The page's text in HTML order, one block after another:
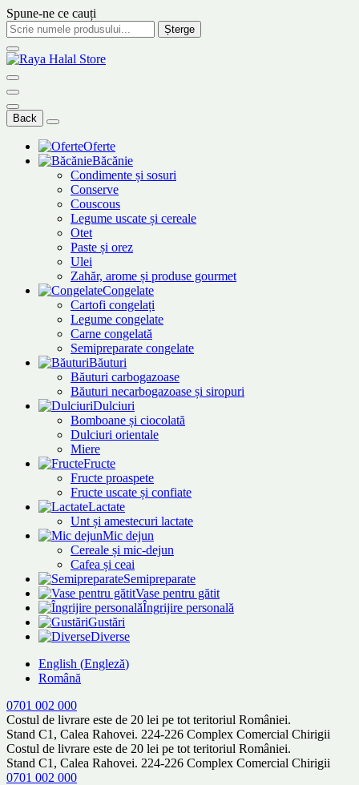
Spune-ne ce cauți
Șterge
Back
Oferte
Băcănie
Condimente și sosuri
Conserve
Couscous
Legume uscate și cereale
Otet
Paste și orez
Ulei
Zahăr, arome și produse gourmet
Congelate
Cartofi congelați
Legume congelate
Carne congelată
Semipreparate congelate
Băuturi
Băuturi carbogazoase
Băuturi necarbogazoase și siropuri
Dulciuri
Bomboane și ciocolată
Dulciuri orientale
Miere
Fructe
Fructe proaspete
Fructe uscate și confiate
Lactate
Unt și amestecuri lactate
Mic dejun
Cereale și mic-dejun
Cafea și ceai
Semipreparate
Vase pentru gătit
Îngrijire personală
Gustări
Diverse
English (Engleză)
Română
0701 002 000
Costul de livrare este de 20 lei pe tot teritoriul României.
Stand C1, Calea Rahovei. 224-226 Complex Comercial Chirigii
Costul de livrare este de 20 lei pe tot teritoriul României.
Stand C1, Calea Rahovei. 224-226 Complex Comercial Chirigii
0701 002 000